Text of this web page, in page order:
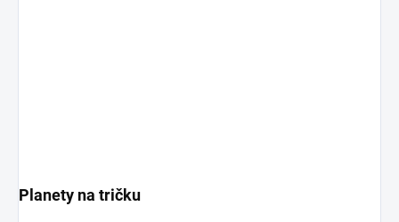
Planety na tričku